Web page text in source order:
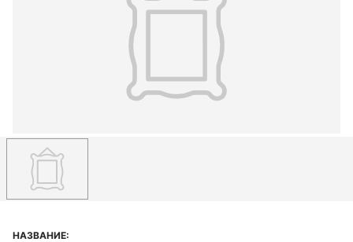
НАЗВАНИЕ: